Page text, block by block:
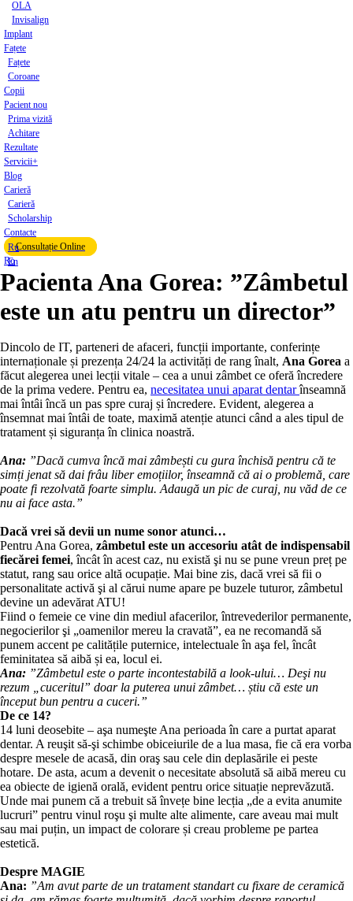
OLA
Invisalign
Implant
Fațete
Fațete
Coroane
Copii
Pacient nou
Prima vizită
Achitare
Rezultate
Servicii+
Blog
Carieră
Carieră
Scholarship
Contacte
Consultație Online
Ro
Ru
En
Pacienta Ana Gorea: ”Zâmbetul
este un atu pentru un director”
Dincolo de IT, parteneri de afaceri, funcții importante, conferințe
internaționale și prezența 24/24 la activități de rang înalt, Ana Gorea a
făcut alegerea unei lecții vitale – cea a unui zâmbet ce oferă încredere
de la prima vedere. Pentru ea, necesitatea unui aparat dentarînseamnă
mai întâi încă un pas spre curaj și încredere. Evident, alegerea a
însemnat mai întâi de toate, maximă atenție atunci când a ales tipul de
tratament și siguranța în clinica noastră.
Ana: ”Dacă cumva încă mai zâmbești cu gura închisă pentru că te
simți jenat să dai frâu liber emoțiilor, înseamnă că ai o problemă, care
poate fi rezolvată foarte simplu. Adaugă un pic de curaj, nu văd de ce
nu ai face asta.”
Dacă vrei să devii un nume sonor atunci…
Pentru Ana Gorea, zâmbetul este un accesoriu atât de indispensabil
fiecărei femei, încât în acest caz, nu există şi nu se pune vreun preț pe
statut, rang sau orice altă ocupație. Mai bine zis, dacă vrei să fii o
personalitate activă şi al cărui nume apare pe buzele tuturor, zâmbetul
devine un adevărat ATU!
Fiind o femeie ce vine din mediul afacerilor, întrevederilor permanente,
negocierilor şi „oamenilor mereu la cravată”, ea ne recomandă să
punem accent pe calitățile puternice, intelectuale în aşa fel, încât
feminitatea să aibă și ea, locul ei.
Ana: ”Zâmbetul este o parte incontestabilă a look-ului… Deşi nu
rezum „cuceritul” doar la puterea unui zâmbet… știu că este un
început bun pentru a cuceri.”
De ce 14?
14 luni deosebite – aşa numeşte Ana perioada în care a purtat aparat
dentar. A reuşit să-şi schimbe obiceiurile de a lua masa, fie că era vorba
despre mesele de acasă, din oraş sau cele din deplasările ei peste
hotare. De asta, acum a devenit o necesitate absolută să aibă mereu cu
ea obiecte de igienă orală, evident pentru orice situație neprevăzută.
Unde mai punem că a trebuit să învețe bine lecția „de a evita anumite
lucruri” pentru vinul roşu şi multe alte alimente, care aveau mai mult
sau mai puțin, un impact de colorare și creau probleme pe partea
estetică.
Despre MAGIE
Ana: ”Am avut parte de un tratament standart cu fixare de ceramică